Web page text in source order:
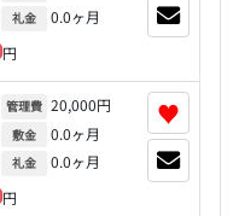
円
礼金 0.0ヶ月
円
管理費 20,000円
敷金 0.0ヶ月
礼金 0.0ヶ月
♥